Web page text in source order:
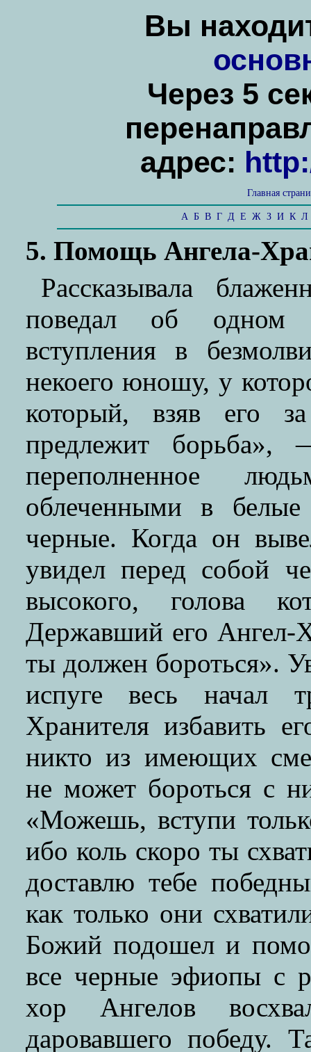
Вы
Через 5
адрес:
Главная
А Б В Г Д Е Ж З И К Л
5. Помощь Ангела-
Рассказывала
поведал об одном
вступления в
некоего юношу, у
который, взяв его
предлежит
переполненное
облеченными в
черные. Когда он
увидел перед собой
высокого, голова
Державший его Ангел-
ты должен бороться».
испуге весь начал
Хранителя избавить
никто из имеющих
не может бороться с
«Можешь, вступи
ибо коль скоро ты
доставлю тебе
как только они
Божий подошел и
все черные эфиопы с
хор Ангелов
даровавшего победу.